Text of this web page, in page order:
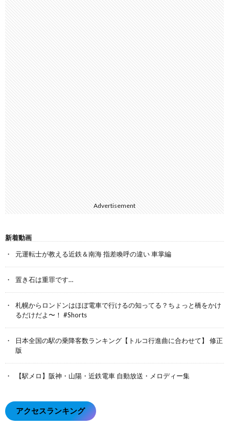
Advertisement
新着動画
元運転士が教える近鉄＆南海 指差喚呼の違い 車掌編
置き石は重罪です…
札幌からロンドンはほぼ電車で行けるの知ってる？ちょっと橋をかけ
るだけだよ〜！ #Shorts
日本全国の駅の乗降客数ランキング【トルコ行進曲に合わせて】 修正
版
【駅メロ】阪神・山陽・近鉄電車 自動放送・メロディー集
アクセスランキング